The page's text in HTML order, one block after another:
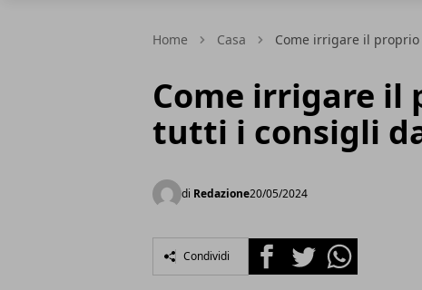
Home Casa Come irrigare il
Come irrigare il
tutti i consigli
di Redazione20/05/2024
Condividi FacebookTwitterWhatsapp